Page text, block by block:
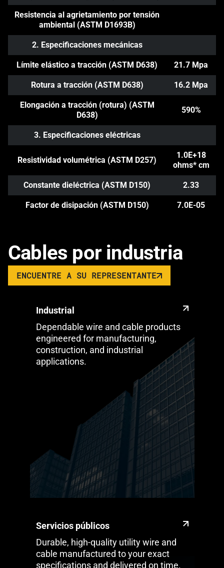
Resistencia al agrietamiento por tensión
ambiental (ASTM D1693B)
2. Especificaciones mecánicas
Límite elástico a tracción (ASTM D638) 21.7 Mpa
Rotura a tracción (ASTM D638) 16.2 Mpa
Elongación a tracción (rotura) (ASTM
D638)
590%
3. Especificaciones eléctricas
Resistividad volumétrica (ASTM D257)
1.0E+18
ohms* cm
Constante dieléctrica (ASTM D150) 2.33
Factor de disipación (ASTM D150) 7.0E-05
Cables por industria
ENCUENTRE A SU REPRESENTANTE
Industrial
Dependable wire and cable products
engineered for manufacturing,
construction, and industrial
applications.
Servicios públicos
Durable, high-quality utility wire and
cable manufactured to your exact
specifications and delivered on time.